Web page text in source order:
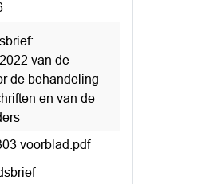
van de
de behandeling
en van de
voorblad.pdf